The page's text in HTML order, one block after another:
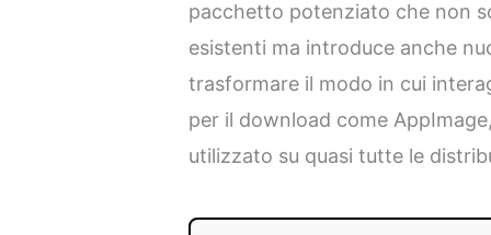
pacchetto potenziato che non
esistenti ma introduce anche
trasformare il modo in cui
per il download come
utilizzato su quasi tutte le